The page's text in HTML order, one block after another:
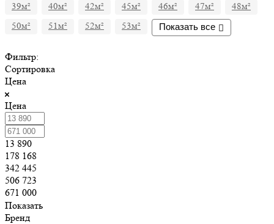
39м²
40м² 42м² 45м² 46м² 47м²
48м²
50м²
51м² 52м² 53м² Показать все
Фильтр:
Сортировка
Цена
Цена
13 890
178 168
342 445
506 723
671 000
Показать
Бренд